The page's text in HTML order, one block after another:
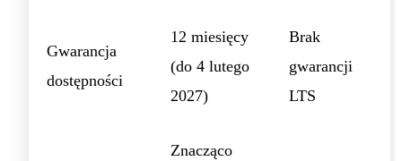
Gwarancja
dostępności
12 miesięcy
(do 4 lutego
2027)
Brak
gwarancji
LTS
Znacząco